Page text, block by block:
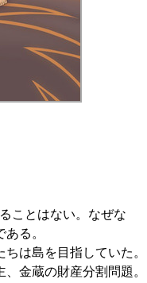
ことはない。なぜな
る。
は島を目指していた。
金蔵の財産分割問題。